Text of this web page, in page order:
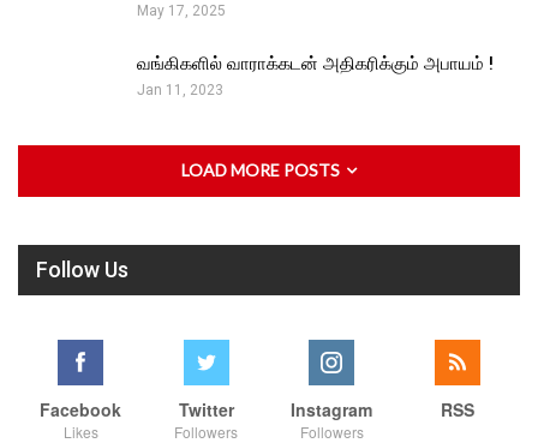
May 17, 2025
வங்கிகளில் வாராக்கடன் அதிகரிக்கும் அபாயம் !
Jan 11, 2023
LOAD MORE POSTS
Follow Us
Facebook
Likes
Twitter
Followers
Instagram
Followers
RSS